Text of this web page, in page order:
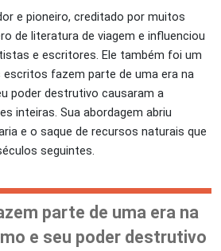
e pioneiro, creditado por muitos
de literatura de viagem e influenciou
e escritores. Ele também foi um
fazem parte de uma era na
poder destrutivo causaram a
inteiras. Sua abordagem abriu
e o saque de recursos naturais que
seguintes.
parte de uma era na
e seu poder destrutivo